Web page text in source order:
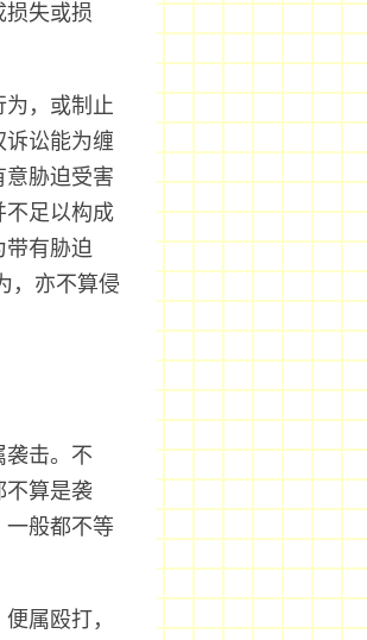
失或损
，或制止
讼能为缠
胁迫受害
不足以构成
带有胁迫
，亦不算侵
袭击。不
不算是袭
一般都不等
属殴打，